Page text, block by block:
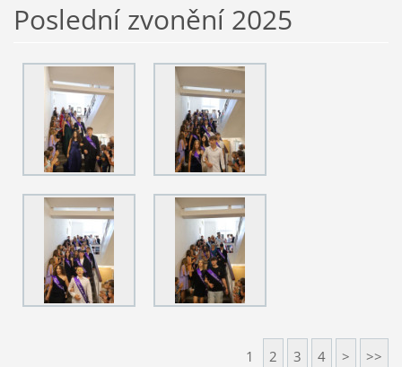
Poslední zvonění 2025
1 2 3 4 > >>